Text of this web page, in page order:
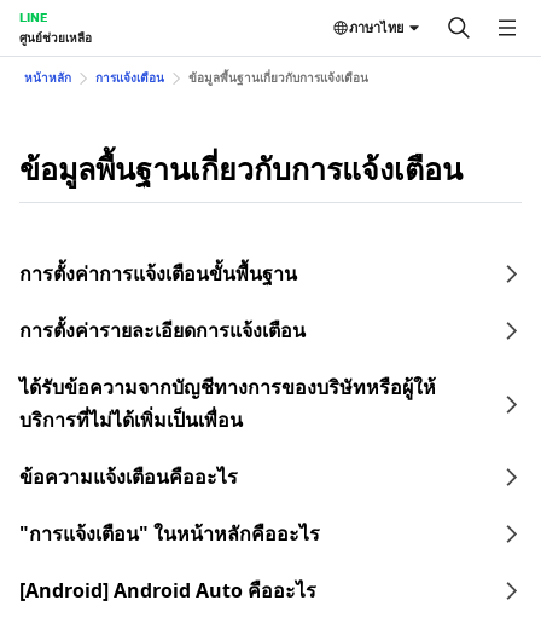
LINE
ศูนย์ช่วยเหลือ
ภาษาไทย
หน้าหลัก การแจ้งเตือน ข้อมูลพื้นฐานเกี่ยวกับการแจ้งเตือน
ข้อมูลพื้นฐานเกี่ยวกับการแจ้งเตือน
การตั้งค่าการแจ้งเตือนขั้นพื้นฐาน
การตั้งค่ารายละเอียดการแจ้งเตือน
ได้รับข้อความจากบัญชีทางการของบริษัทหรือผู้ให้
บริการที่ไม่ได้เพิ่มเป็นเพื่อน
ข้อความแจ้งเตือนคืออะไร
"การแจ้งเตือน" ในหน้าหลักคืออะไร
[Android] Android Auto คืออะไร